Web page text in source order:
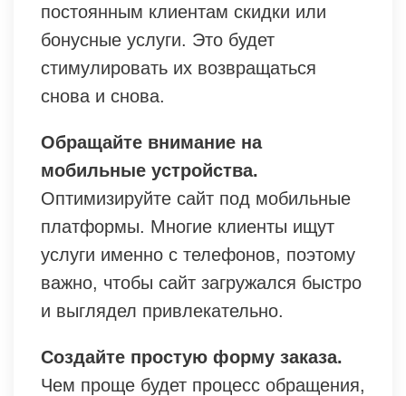
постоянным клиентам скидки или
бонусные услуги. Это будет
стимулировать их возвращаться
снова и снова.
Обращайте внимание на
мобильные устройства.
Оптимизируйте сайт под мобильные
платформы. Многие клиенты ищут
услуги именно с телефонов, поэтому
важно, чтобы сайт загружался быстро
и выглядел привлекательно.
Создайте простую форму заказа.
Чем проще будет процесс обращения,